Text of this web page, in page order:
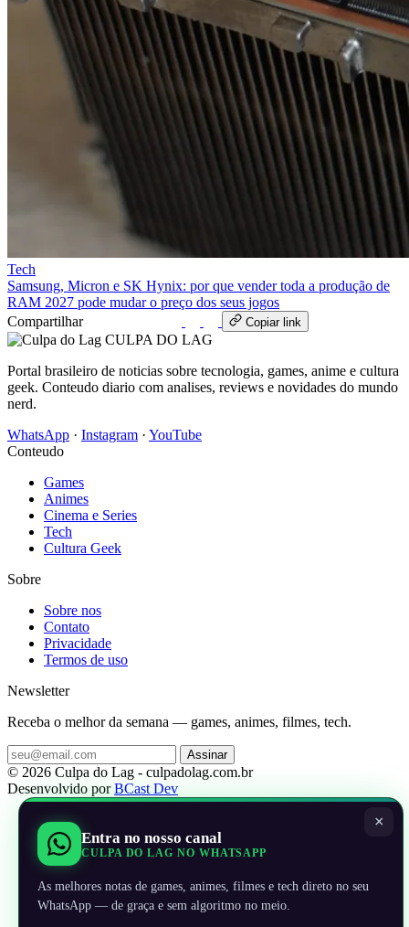
Tech
Samsung, Micron e SK Hynix: por que vender toda a produção de
RAM 2027 pode mudar o preço dos seus jogos
Compartilhar
Copiar link
CULPA DO LAG
Portal brasileiro de noticias sobre tecnologia, games, anime e cultura
geek. Conteudo diario com analises, reviews e novidades do mundo
nerd.
WhatsApp · Instagram · YouTube
Conteudo
Games
Animes
Cinema e Series
Tech
Cultura Geek
Sobre
Sobre nos
Contato
Privacidade
Termos de uso
Newsletter
Receba o melhor da semana — games, animes, filmes, tech.
Assinar
© 2026 Culpa do Lag - culpadolag.com.br
Desenvolvido porBCast Dev
×
Entra no nosso canal
CULPA DO LAG NO WHATSAPP
As melhores notas de games, animes, filmes e tech direto no seu
WhatsApp — de graça e sem algoritmo no meio.